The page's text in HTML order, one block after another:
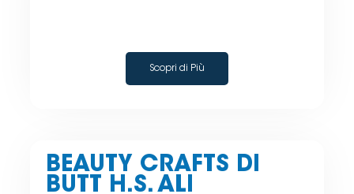
Scopri di Più
BEAUTY CRAFTS DI
BUTT H.S. ALI